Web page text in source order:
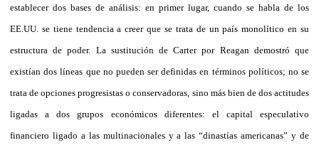
establecer dos bases de análisis: en primer lugar, cuando se habla de los
EE.UU. se tiene tendencia a creer que se trata de un país monolítico en su
estructura de poder. La sustitución de Carter por Reagan demostró que
existían dos líneas que no pueden ser definidas en términos políticos; no se
trata de opciones progresistas o conservadoras, sino más bien de dos actitudes
ligadas a dos grupos económicos diferentes: el capital especulativo
financiero ligado a las multinacionales y a las “dinastías americanas” y de